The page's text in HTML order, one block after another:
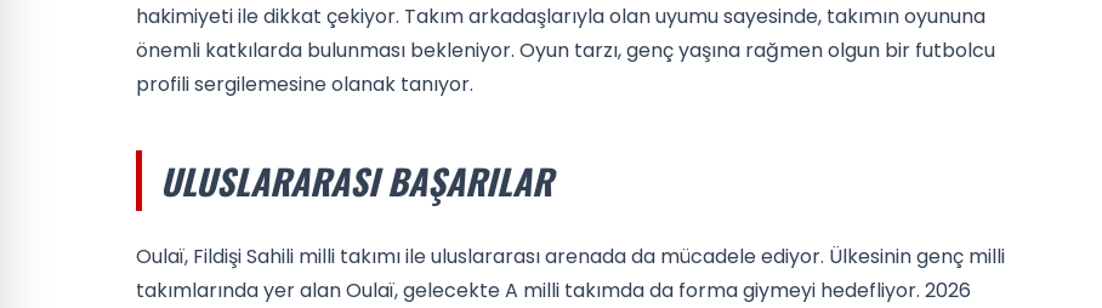
hakimiyeti ile dikkat çekiyor. Takım arkadaşlarıyla olan uyumu sayesinde, takımın oyununa
önemli katkılarda bulunması bekleniyor. Oyun tarzı, genç yaşına rağmen olgun bir futbolcu
profili sergilemesine olanak tanıyor.
ULUSLARARASI BAŞARILAR
Oulaï, Fildişi Sahili milli takımı ile uluslararası arenada da mücadele ediyor. Ülkesinin genç milli
takımlarında yer alan Oulaï, gelecekte A milli takımda da forma giymeyi hedefliyor. 2026